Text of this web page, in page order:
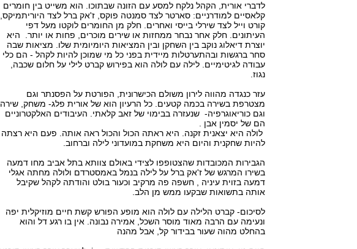
לדברי אורית, הקהל נלקח למסע עם הזונה שבתוכו. הוא משייט בין חומרים
קלאסיים למודרניים: סארטר לצד סמנטה פוקס, ז'אק ברל לצד היוריתמיקס,
קורט וייל לצד שירלי בייסי ואחרים. חלק מן החומרים לוקטו מעל דפי
העיתונים. חלק אחר נבחר ממחזות או שירים מוכרים, פחות או יותר. היא
יוצרת דיאלוג נוקב בין השחקן ובין המציאות היומיומית שלו. מציאות שבה
סחר ברגשות ובהתערטלות מיידית בפני כל מי שמוכן להיות לקהל - הם כלי
עבודה לגיטימיים. לילה עם לולה הוא בפירוש קברט לילי על חלום שכבה,
נגוז.
עזר כנגדה מהווה לירון משולם הכישרונית, הפורטת על הפסנתר וגם
מצטרפת בשירה בכמה קטעים. כל הרעיון הוא של אורית פלג- משחק, שירה
וגם כוריאוגרפיה- שנעזרה בבימוי של זאב קלאתי. העיבודים האלקטרוניים
הם של יסמין אבן .
לולה היא יצאנית זקנה. היא ראתה הכול והכול ראה אותה. פעם היא רצתה
להיות שחקנית והיום היא משחקת במועדוני לילה וברחוב.
הגבירות המכובדות שהצטופפו לצידי באולם צוותא בתל אביב מחו דמעה
בשירו המרגש של ז'אק ברל על לילה בנמל באמסטרדם ולולה מחתה אגלי
דמעה בזוית עיניה , חשפה פה מרקיב וכעור בולט והודתה לקהל שקיבל
אותה בתשואות שבקעו ממש מן הלב.
לסיכום- קברט הלילה עם לולה הוא מופע הפורש קשת חיים מוזיקלית יפה
ונעימה עם הרבה מאוד מוסר השכל, אמירה נבונה. אין בו רגע דל והוא
בהחלט מהוה שעור בבידור קל, אבל מהנה